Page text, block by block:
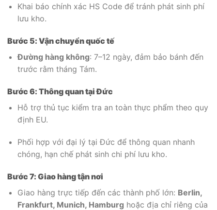
Khai báo chính xác HS Code để tránh phát sinh phí
lưu kho.
Bước 5: Vận chuyển quốc tế
Đường hàng không: 7–12 ngày, đảm bảo bánh đến
trước rằm tháng Tám.
Bước 6: Thông quan tại Đức
Hỗ trợ thủ tục kiểm tra an toàn thực phẩm theo quy
định EU.
Phối hợp với đại lý tại Đức để thông quan nhanh
chóng, hạn chế phát sinh chi phí lưu kho.
Bước 7: Giao hàng tận nơi
Giao hàng trực tiếp đến các thành phố lớn: Berlin,
Frankfurt, Munich, Hamburg hoặc địa chỉ riêng của